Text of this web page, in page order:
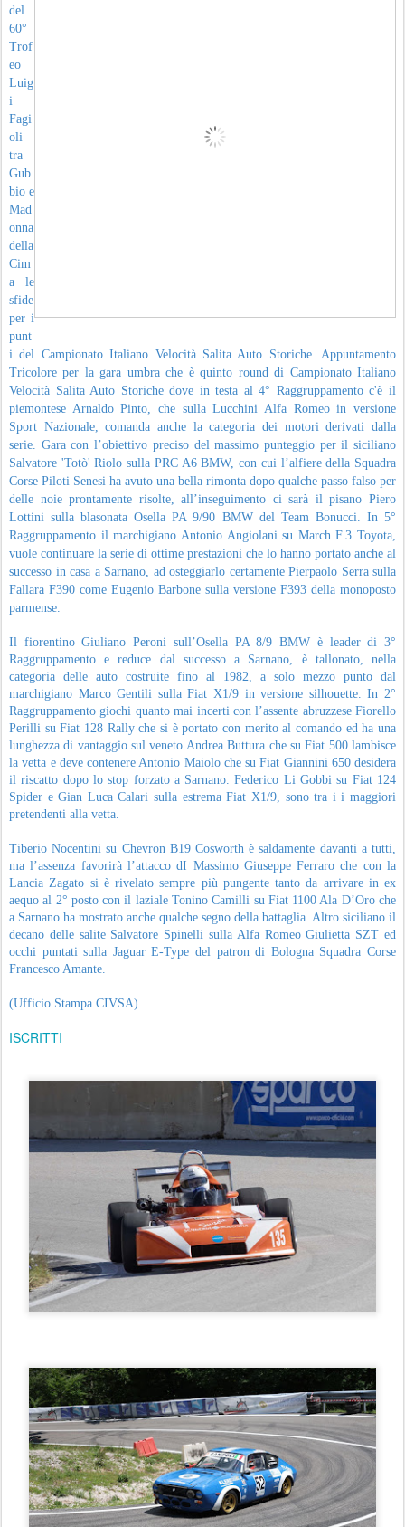
del
60°
Trof
eo
Luig
i
Fagi
oli
tra
Gub
bio e
Mad
onna
della
Cim
a le
sfide
per i
punt
i del Campionato Italiano Velocità Salita Auto Storiche. Appuntamento
Tricolore per la gara umbra che è quinto round di Campionato Italiano
Velocità Salita Auto Storiche dove in testa al 4° Raggruppamento c'è il
piemontese Arnaldo Pinto, che sulla Lucchini Alfa Romeo in versione
Sport Nazionale, comanda anche la categoria dei motori derivati dalla
serie. Gara con l’obiettivo preciso del massimo punteggio per il siciliano
Salvatore 'Totò' Riolo sulla PRC A6 BMW, con cui l’alfiere della Squadra
Corse Piloti Senesi ha avuto una bella rimonta dopo qualche passo falso per
delle noie prontamente risolte, all’inseguimento ci sarà il pisano Piero
Lottini sulla blasonata Osella PA 9/90 BMW del Team Bonucci. In 5°
Raggruppamento il marchigiano Antonio Angiolani su March F.3 Toyota,
vuole continuare la serie di ottime prestazioni che lo hanno portato anche al
successo in casa a Sarnano, ad osteggiarlo certamente Pierpaolo Serra sulla
Fallara F390 come Eugenio Barbone sulla versione F393 della monoposto
parmense.
Il fiorentino Giuliano Peroni sull’Osella PA 8/9 BMW è leader di 3°
Raggruppamento e reduce dal successo a Sarnano, è tallonato, nella
categoria delle auto costruite fino al 1982, a solo mezzo punto dal
marchigiano Marco Gentili sulla Fiat X1/9 in versione silhouette. In 2°
Raggruppamento giochi quanto mai incerti con l’assente abruzzese Fiorello
Perilli su Fiat 128 Rally che si è portato con merito al comando ed ha una
lunghezza di vantaggio sul veneto Andrea Buttura che su Fiat 500 lambisce
la vetta e deve contenere Antonio Maiolo che su Fiat Giannini 650 desidera
il riscatto dopo lo stop forzato a Sarnano. Federico Li Gobbi su Fiat 124
Spider e Gian Luca Calari sulla estrema Fiat X1/9, sono tra i i maggiori
pretendenti alla vetta.
Tiberio Nocentini su Chevron B19 Cosworth è saldamente davanti a tutti,
ma l’assenza favorirà l’attacco dI Massimo Giuseppe Ferraro che con la
Lancia Zagato si è rivelato sempre più pungente tanto da arrivare in ex
aequo al 2° posto con il laziale Tonino Camilli su Fiat 1100 Ala D’Oro che
a Sarnano ha mostrato anche qualche segno della battaglia. Altro siciliano il
decano delle salite Salvatore Spinelli sulla Alfa Romeo Giulietta SZT ed
occhi puntati sulla Jaguar E-Type del patron di Bologna Squadra Corse
Francesco Amante.
(Ufficio Stampa CIVSA)
ISCRITTI